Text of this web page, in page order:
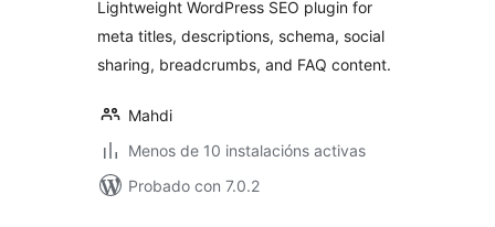
Lightweight WordPress SEO plugin for
meta titles, descriptions, schema, social
sharing, breadcrumbs, and FAQ content.
Mahdi
Menos de 10 instalacións activas
Probado con 7.0.2